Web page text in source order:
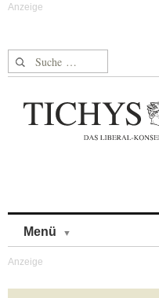
Suche nach:
Menü